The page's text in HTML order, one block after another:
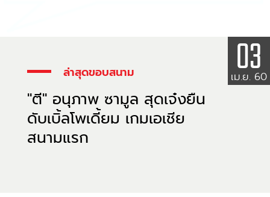
ล่าสุดขอบสนาม
"ตี" อนุภาพ ซามูล สุดเจ๋งยืน
ดับเบิ้ลโพเดี้ยม เกมเอเชีย
สนามแรก
03
เม.ย. 60